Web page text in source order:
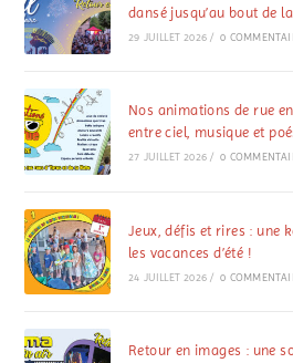
dansé jusqu’au bout de
29 JUILLET 2026 / 0
Nos animations de rue
entre ciel, musique et
27 JUILLET 2026 / 0
Jeux, défis et rires : une
les vacances d’été !
24 JUILLET 2026 / 0
Retour en images : une